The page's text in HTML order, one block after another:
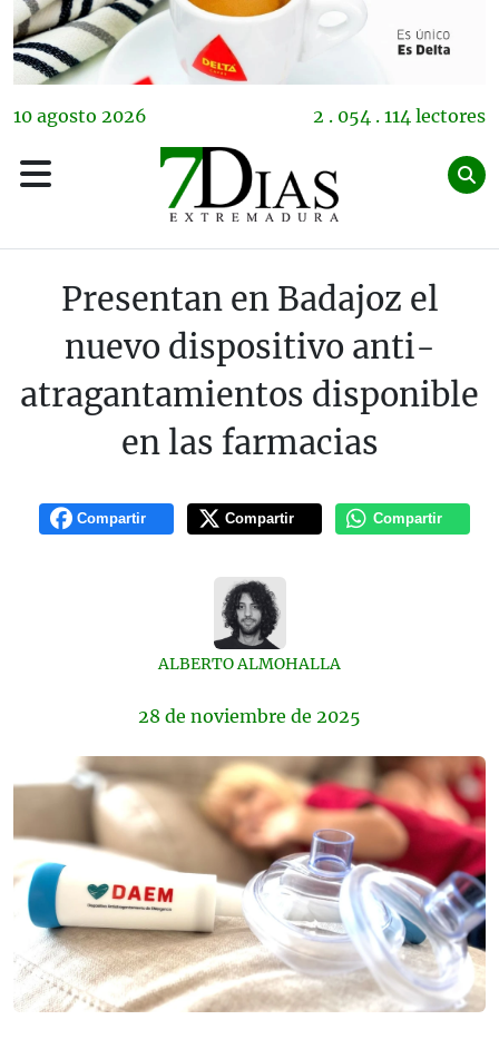
10 agosto 2026 2 . 054 . 114 lectores
Presentan en Badajoz el
nuevo dispositivo anti-
atragantamientos disponible
en las farmacias
Compartir Compartir Compartir
ALBERTO ALMOHALLA
28 de noviembre de 2025